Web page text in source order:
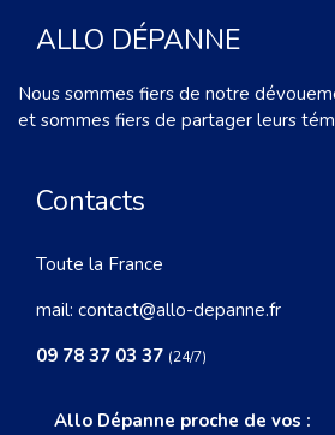
ALLO DÉPANNE
Nous sommes fiers de notre
et sommes fiers de partager leurs
Contacts
Toute la France
mail: contact@allo-depanne.fr
09 78 37 03 37 (24/7)
Allo Dépanne proche de vos :